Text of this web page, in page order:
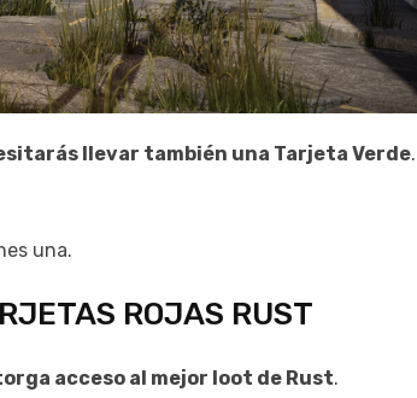
llevar también una Tarjeta Verde.
una.
ROJAS RUST
acceso al mejor loot de Rust.